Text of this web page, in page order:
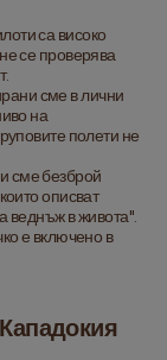
са високо
се проверява
сме в лични
на
полети не
сме безброй
описват
веднъж в живота".
е включено в